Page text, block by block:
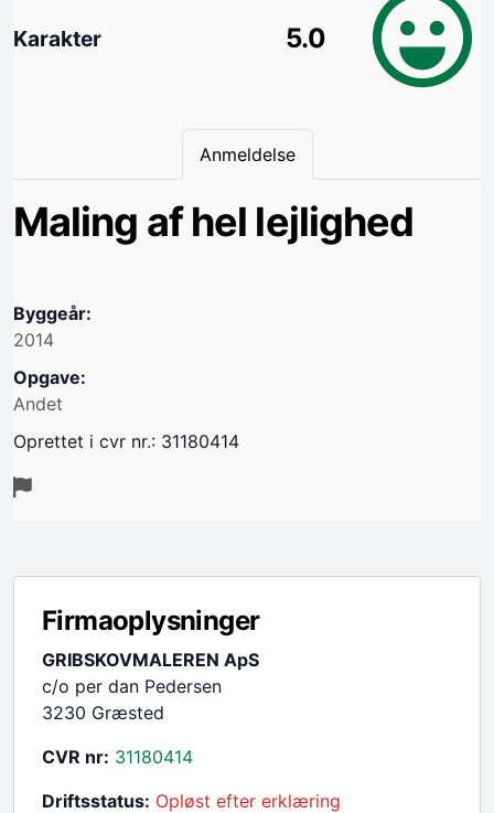
Karakter 5.0
Anmeldelse
Maling af hel lejlighed
Byggeår:
2014
Opgave:
Andet
Oprettet i cvr nr.: 31180414
Firmaoplysninger
GRIBSKOVMALEREN ApS
c/o per dan Pedersen
3230 Græsted
CVR nr: 31180414
Driftsstatus: Opløst efter erklæring